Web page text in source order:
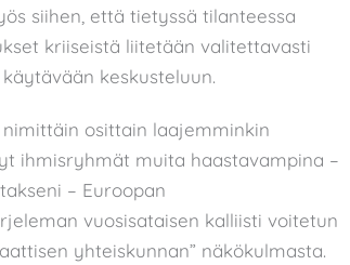
siihen, että tietyssä tilanteessa
kriiseistä liitetään valitettavasti
keskusteluun.
osittain laajemminkin
ihmisryhmät muita haastavampina –
– Euroopan
vuosisataisen kalliisti voitetun
yhteiskunnan” näkökulmasta.